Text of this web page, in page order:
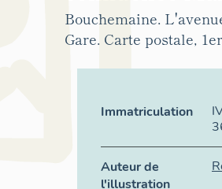
Bouchemaine.
Gare. Carte postale,
Immatriculation
Auteur de
l'illustration